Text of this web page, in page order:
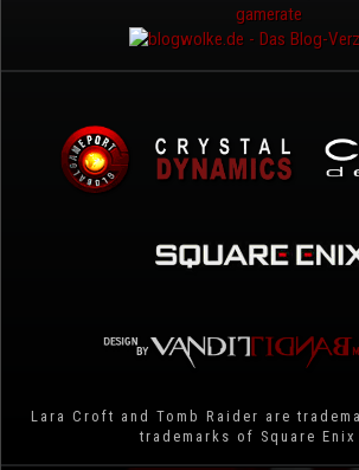
Lara Croft and Tomb Raider are
trademarks of Square Enix